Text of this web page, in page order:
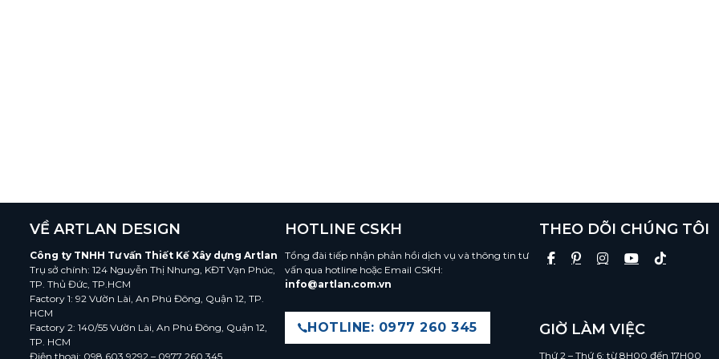
VỀ ARTLAN DESIGN
Công ty TNHH Tư vấn Thiết Kế Xây dựng Artlan
Trụ sở chính: 124 Nguyễn Thị Nhung, KĐT Vạn Phúc,
TP. Thủ Đức, TP.HCM
Factory 1: 92 Vườn Lài, An Phú Đông, Quận 12, TP.
HCM
Factory 2: 140/55 Vườn Lài, An Phú Đông, Quận 12,
TP. HCM
Điện thoại: 098 603 9292 – 0977 260 345
HOTLINE CSKH
Tổng đài tiếp nhận phản hồi dịch vụ và thông tin tư
vấn qua hotline hoặc Email CSKH:
info@artlan.com.vn
HOTLINE: 0977 260 345
THEO DÕI CHÚNG TÔI
GIỜ LÀM VIỆC
Thứ 2 – Thứ 6: từ 8H00 đến 17H00